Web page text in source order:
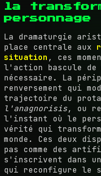
la
personnage
La dramaturgie
place centrale aux
situation , ces
l'action bascule de
nécessaire. La
renversement qui
trajectoire du
l'anagnorisis, ou
l'instant où le
vérité qui
monde. Ces deux
pas comme des
s'inscrivent dans
qui reconfigure le